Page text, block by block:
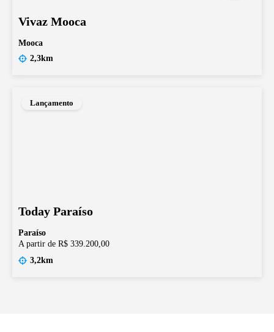
Vivaz Mooca
Mooca
2,3km
Lançamento
Today Paraíso
Paraíso
A partir de R$ 339.200,00
3,2km